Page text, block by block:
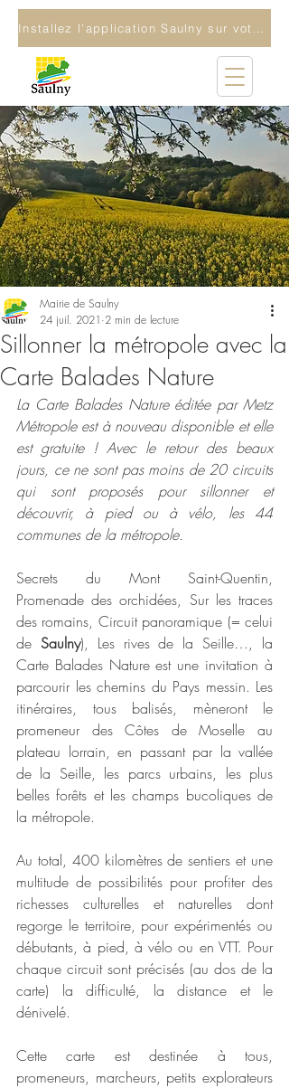
Sillonner la métropole avec la
Carte Balades Nature
Mairie de Saulny
24 juil. 2021 2 min de lecture
La Carte Balades Nature éditée par Metz
Métropole est à nouveau disponible et elle
est gratuite ! Avec le retour des beaux
jours, ce ne sont pas moins de 20 circuits
qui sont proposés pour sillonner et
découvrir, à pied ou à vélo, les 44
communes de la métropole.
Secrets du Mont Saint-Quentin,
Promenade des orchidées, Sur les traces
des romains, Circuit panoramique (= celui
de Saulny), Les rives de la Seille…, la
Carte Balades Nature est une invitation à
parcourir les chemins du Pays messin. Les
itinéraires, tous balisés, mèneront le
promeneur des Côtes de Moselle au
plateau lorrain, en passant par la vallée
de la Seille, les parcs urbains, les plus
belles forêts et les champs bucoliques de
la métropole.
Au total, 400 kilomètres de sentiers et une
multitude de possibilités pour profiter des
richesses culturelles et naturelles dont
regorge le territoire, pour expérimentés ou
débutants, à pied, à vélo ou en VTT. Pour
chaque circuit sont précisés (au dos de la
carte) la difficulté, la distance et le
dénivelé.
Cette carte est destinée à tous,
promeneurs, marcheurs, petits explorateurs